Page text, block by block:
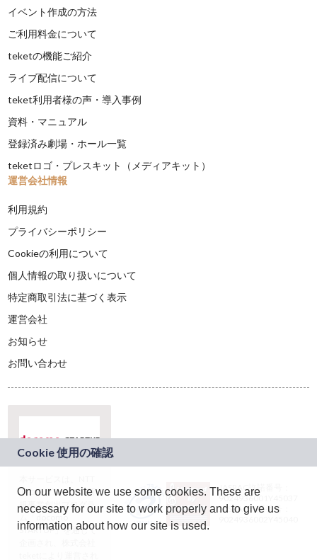
イベント作成の方法
ご利用料金について
teketの機能ご紹介
ライブ配信について
teket利用者様の声・導入事例
資料・マニュアル
登録済み劇場・ホール一覧
teketロゴ・プレスキット（メディアキット）
運営会社情報
利用規約
プライバシーポリシー
Cookieの利用について
個人情報の取り扱いについて
特定商取引法に基づく表示
運営会社
お知らせ
お問い合わせ
ドコモグループの新
規事業創出プログラ
ム「docomo
STARTUP」を通じて
JASRAC許諾番号：
9024936001Y45037
JASRAC許諾番号：
On our website we use some cookies. These are
necessary for our site to work properly and to give us
information about how our site is used.